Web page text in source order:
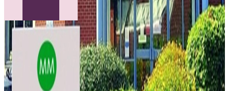
MM Newmarket
Experte in der Beipackzettelproduktion in der